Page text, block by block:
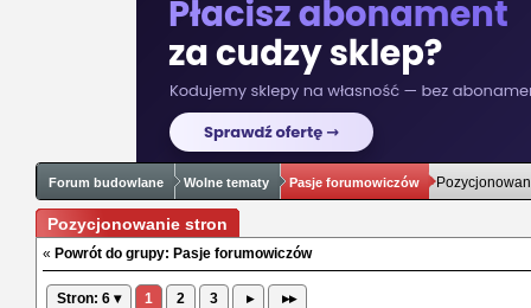
Forum budowlane Wolne tematy Pasje forumowiczów
Pozycjonowanie stron
« Powrót do grupy: Pasje forumowiczów
Stron: 6 ▾ 1 2 3 ▸ ▸▸